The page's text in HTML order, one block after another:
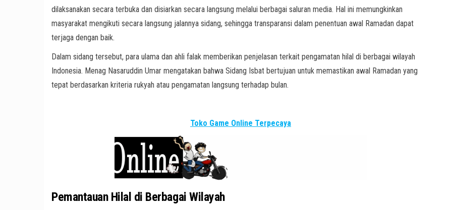
dilaksanakan secara terbuka dan disiarkan secara langsung melalui berbagai saluran media. Hal ini memungkinkan
masyarakat mengikuti secara langsung jalannya sidang, sehingga transparansi dalam penentuan awal Ramadan dapat
terjaga dengan baik.
Dalam sidang tersebut, para ulama dan ahli falak memberikan penjelasan terkait pengamatan hilal di berbagai wilayah
Indonesia. Menag Nasaruddin Umar mengatakan bahwa Sidang Isbat bertujuan untuk memastikan awal Ramadan yang
tepat berdasarkan kriteria rukyah atau pengamatan langsung terhadap bulan.
Toko Game Online Terpecaya
Pemantauan Hilal di Berbagai Wilayah